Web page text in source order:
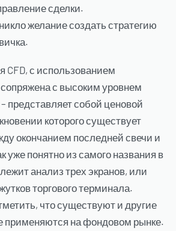
сделки.
желание создать стратегию
CFD, с использованием
сопряжена с высоким уровнем
представляет собой ценовой
которого существует
окончанием последней свечи и
уже понятно из самого названия в
анализ трех экранов, или
торгового терминала.
что существуют и другие
применяются на фондовом рынке.